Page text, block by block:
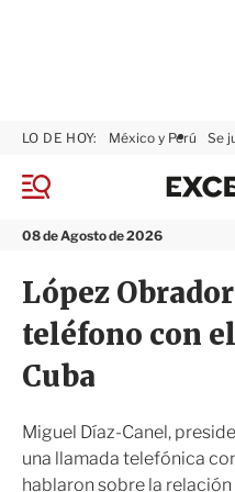
M
n
08 de Agosto de 2026
LO DE HOY: México y Perú Se
López
teléfono con
Cuba
Miguel Díaz-Canel,
una llamada telefónica
hablaron sobre la